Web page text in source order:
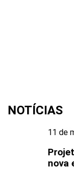
NOTÍCIAS
11 de
nova